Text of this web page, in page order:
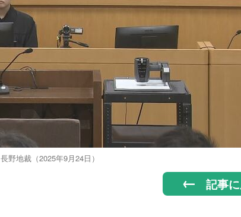
長野地裁（2025年9月24日）
記事